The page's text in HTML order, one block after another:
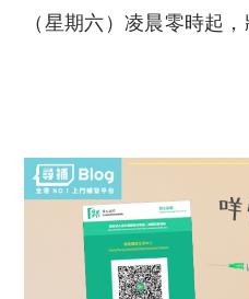
（星期六）凌晨零時起